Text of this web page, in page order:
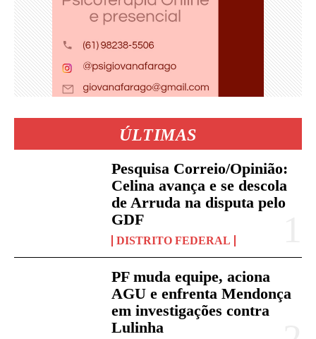
ÚLTIMAS
Pesquisa Correio/Opinião:
Celina avança e se descola
de Arruda na disputa pelo
GDF
DISTRITO FEDERAL
PF muda equipe, aciona
AGU e enfrenta Mendonça
em investigações contra
Lulinha